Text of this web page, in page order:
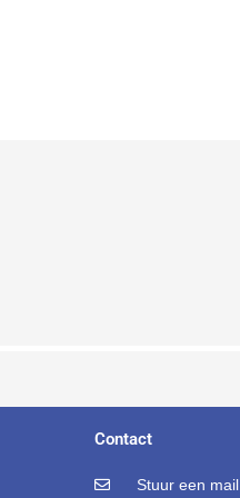
Contact
Stuur een mail